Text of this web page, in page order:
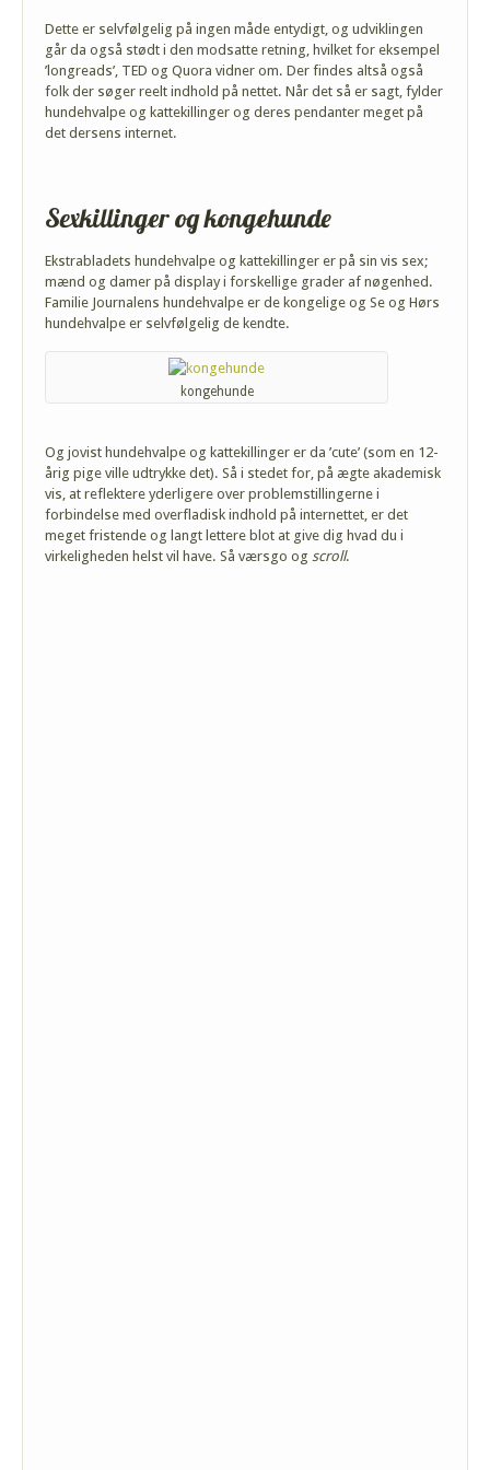
Dette er selvfølgelig på ingen måde entydigt, og udviklingen
går da også stødt i den modsatte retning, hvilket for eksempel
’longreads’, TED og Quora vidner om. Der findes altså også
folk der søger reelt indhold på nettet. Når det så er sagt, fylder
hundehvalpe og kattekillinger og deres pendanter meget på
det dersens internet.
Sexkillinger og kongehunde
Ekstrabladets hundehvalpe og kattekillinger er på sin vis sex;
mænd og damer på display i forskellige grader af nøgenhed.
Familie Journalens hundehvalpe er de kongelige og Se og Hørs
hundehvalpe er selvfølgelig de kendte.
kongehunde
Og jovist hundehvalpe og kattekillinger er da ’cute’ (som en 12-
årig pige ville udtrykke det). Så i stedet for, på ægte akademisk
vis, at reflektere yderligere over problemstillingerne i
forbindelse med overfladisk indhold på internettet, er det
meget fristende og langt lettere blot at give dig hvad du i
virkeligheden helst vil have. Så værsgo og scroll.